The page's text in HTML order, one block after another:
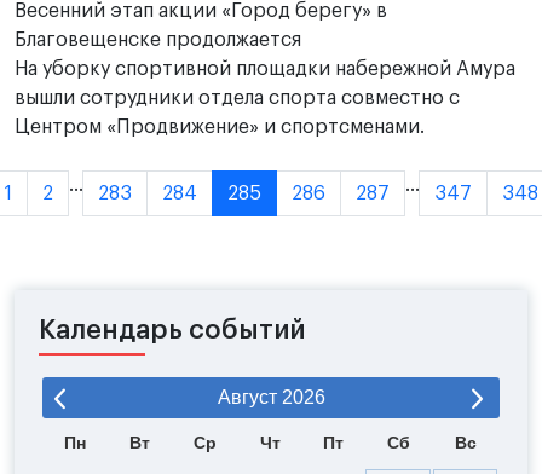
Весенний этап акции «Город берегу» в
Благовещенске продолжается
На уборку спортивной площадки набережной Амура
вышли сотрудники отдела спорта совместно с
Центром «Продвижение» и спортсменами.
1 2 ... 283 284 285 286 287 ... 347 348
Календарь событий
Август 2026
Пн Вт Ср Чт Пт Сб Вс